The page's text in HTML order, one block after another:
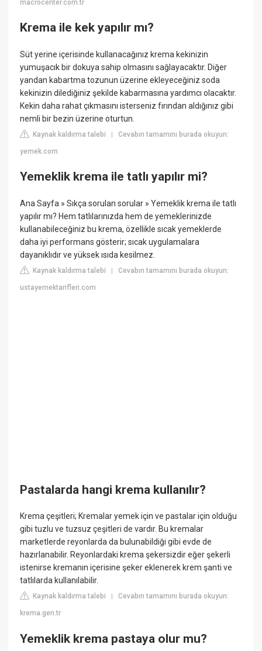
macrocenter.com.tr
Krema ile kek yapılır mı?
Süt yerine içerisinde kullanacağınız krema kekinizin
yumuşacık bir dokuya sahip olmasını sağlayacaktır. Diğer
yandan kabartma tozunun üzerine ekleyeceğiniz soda
kekinizin dilediğiniz şekilde kabarmasına yardımcı olacaktır.
Kekin daha rahat çıkmasını isterseniz fırından aldığınız gibi
nemli bir bezin üzerine oturtun.
Kaynak kaldırma talebi |Cevabın tamamını burada okuyun:
yemek.com
Yemeklik krema ile tatlı yapılır mi?
Ana Sayfa » Sıkça sorulan sorular » Yemeklik krema ile tatlı
yapılır mı? Hem tatlılarınızda hem de yemeklerinizde
kullanabileceğiniz bu krema, özellikle sıcak yemeklerde
daha iyi performans gösterir; sıcak uygulamalara
dayanıklıdır ve yüksek ısıda kesilmez.
Kaynak kaldırma talebi |Cevabın tamamını burada okuyun:
ustayemektarifleri.com
Pastalarda hangi krema kullanılır?
Krema çeşitleri; Kremalar yemek için ve pastalar için olduğu
gibi tuzlu ve tuzsuz çeşitleri de vardır. Bu kremalar
marketlerde reyonlarda da bulunabildiği gibi evde de
hazırlanabilir. Reyonlardaki krema şekersizdir eğer şekerli
istenirse kremanın içerisine şeker eklenerek krem şanti ve
tatlılarda kullanılabilir.
Kaynak kaldırma talebi |Cevabın tamamını burada okuyun:
krema.gen.tr
Yemeklik krema pastaya olur mu?